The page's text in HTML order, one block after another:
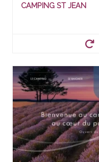
CAMPING ST JEAN